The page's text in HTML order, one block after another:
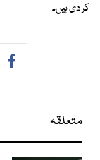
کر دی ہیں۔
متعلقہ